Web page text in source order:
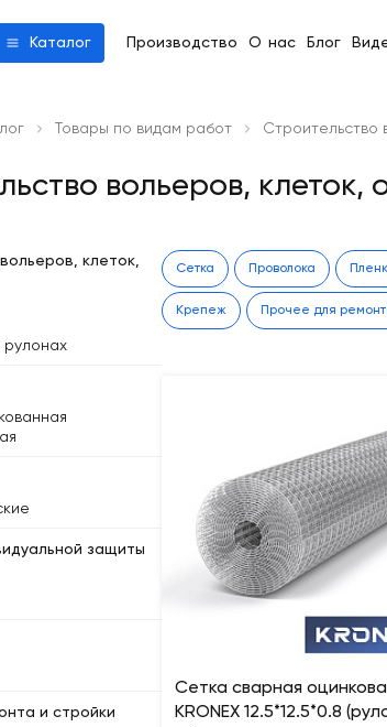
Каталог Производство О нас Блог
Товары по видам работ Строительство
вольеров, клеток,
клеток,
рулонах
защиты
и стройки
Сетка Проволока
Крепеж Прочее для
Сетка сварная
KRONEX 12.5*12.5*0.8